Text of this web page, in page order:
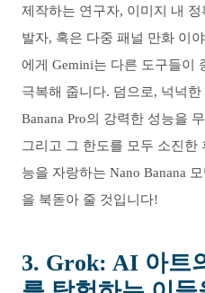
제작하는 연구자, 이미지 내
발자, 혹은 다중 패널 만화 이
에게 Gemini는 다른 도구들이
극복해 줍니다. 덤으로, 넉넉
Banana Pro의 강력한 성능을
그리고 그 한도를 모두 소진한
능을 자랑하는 Nano Banana
을 북돋아 줄 것입니다!
3. Grok: AI 아트